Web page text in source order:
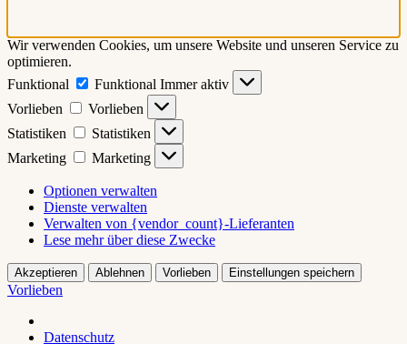
Wir verwenden Cookies, um unsere Website und unseren Service zu
optimieren.
Funktional
Funktional Immer aktiv
Vorlieben
Vorlieben
Statistiken
Statistiken
Marketing
Marketing
Optionen verwalten
Dienste verwalten
Verwalten von {vendor_count}-Lieferanten
Lese mehr über diese Zwecke
Akzeptieren Ablehnen Vorlieben Einstellungen speichern
Vorlieben
Datenschutz